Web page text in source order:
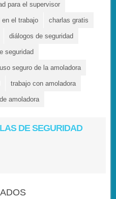
para el supervisor
el trabajo charlas gratis
diálogos de seguridad
seguridad
seguro de la amoladora
trabajo con amoladora
amoladora
DE SEGURIDAD